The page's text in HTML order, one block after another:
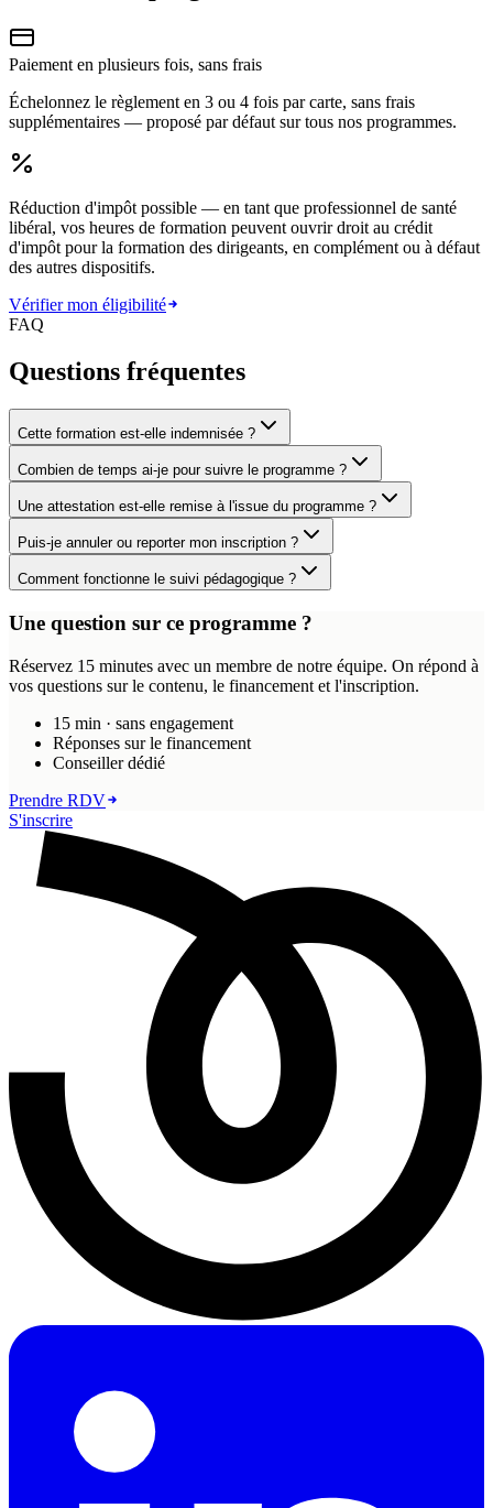
Paiement en plusieurs fois, sans frais
Échelonnez le règlement en 3 ou 4 fois par carte, sans frais
supplémentaires — proposé par défaut sur tous nos programmes.
Réduction d'impôt possible — en tant que professionnel de santé
libéral, vos heures de formation peuvent ouvrir droit au crédit
d'impôt pour la formation des dirigeants, en complément ou à défaut
des autres dispositifs.
Vérifier mon éligibilité
FAQ
Questions fréquentes
Cette formation est-elle indemnisée ?
Combien de temps ai-je pour suivre le programme ?
Une attestation est-elle remise à l'issue du programme ?
Puis-je annuler ou reporter mon inscription ?
Comment fonctionne le suivi pédagogique ?
Une question sur ce programme ?
Réservez 15 minutes avec un membre de notre équipe. On répond à
vos questions sur le contenu, le financement et l'inscription.
15 min · sans engagement
Réponses sur le financement
Conseiller dédié
Prendre RDV
S'inscrire